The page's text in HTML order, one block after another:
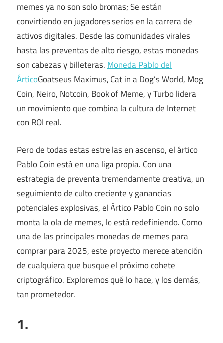
memes ya no son solo bromas; Se están
convirtiendo en jugadores serios en la carrera de
activos digitales. Desde las comunidades virales
hasta las preventas de alto riesgo, estas monedas
son cabezas y billeteras. Moneda Pablo del
ÁrticoGoatseus Maximus, Cat in a Dog’s World, Mog
Coin, Neiro, Notcoin, Book of Meme, y Turbo lidera
un movimiento que combina la cultura de Internet
con ROI real.
Pero de todas estas estrellas en ascenso, el ártico
Pablo Coin está en una liga propia. Con una
estrategia de preventa tremendamente creativa, un
seguimiento de culto creciente y ganancias
potenciales explosivas, el Ártico Pablo Coin no solo
monta la ola de memes, lo está redefiniendo. Como
una de las principales monedas de memes para
comprar para 2025, este proyecto merece atención
de cualquiera que busque el próximo cohete
criptográfico. Exploremos qué lo hace, y los demás,
tan prometedor.
1.